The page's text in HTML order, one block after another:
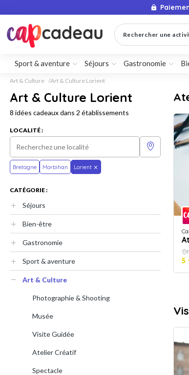
Rechercher une
Sport & aventure Séjours Gastronomie
Art & Culture Art & Culture Lorient
Art & Culture Lorient
8 idées cadeaux dans 2 établissements
LOCALITÉ :
Bretagne Morbihan Lorient
CATÉGORIE :
Séjours
Bien-être
Gastronomie
Sport & aventure
Art & Culture
Photographie & Shooting
Musée
Visite Guidée
Atelier Créatif
Spectacle
5